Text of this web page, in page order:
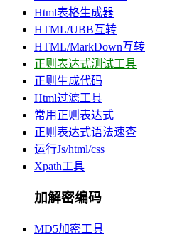
Html表格生成器
HTML/UBB互转
HTML/MarkDown互转
正则表达式测试工具
正则生成代码
Html过滤工具
常用正则表达式
正则表达式语法速查
运行Js/html/css
Xpath工具
加解密编码
MD5加密工具